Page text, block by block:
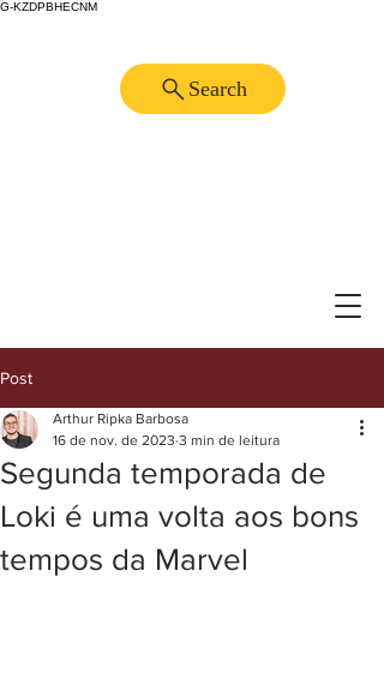
G-KZDPBHECNM
Search
Post
Segunda temporada de
Loki é uma volta aos bons
tempos da Marvel
Arthur Ripka Barbosa
16 de nov. de 2023 3 min de leitura